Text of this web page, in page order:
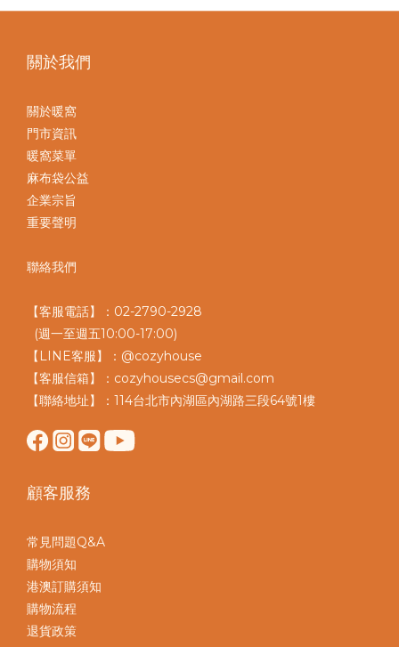
關於我們
關於暖窩
門市資訊
暖窩菜單
麻布袋公益
企業宗旨
重要聲明
聯絡我們
【客服電話】：02-2790-2928
(週一至週五10:00-17:00)
【LINE客服】：@cozyhouse
【客服信箱】：cozyhousecs@gmail.com
【聯絡地址】：114台北市內湖區內湖路三段64號1樓
顧客服務
常見問題Q&A
購物須知
港澳訂購須知
購物流程
退貨政策